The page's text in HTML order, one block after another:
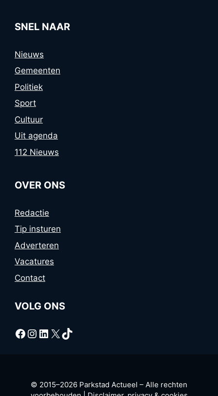
SNEL NAAR
Nieuws
Gemeenten
Politiek
Sport
Cultuur
Uit agenda
112 Nieuws
OVER ONS
Redactie
Tip insturen
Adverteren
Vacatures
Contact
VOLG ONS
Facebook
Instagram
LinkedIn
X TikTok
© 2015–2026 Parkstad Actueel – Alle rechten